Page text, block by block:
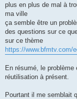
a
g
plus en plus de mal à
ma ville
ça semble être un
des questions sur ce
sur ce thème
https://www.bfmtv.com/
En résumé, le
réutilisation à présent.
Pourtant il me semblait